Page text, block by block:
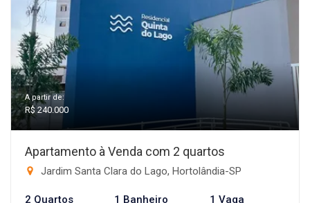
A partir de:
R$ 240.000
Apartamento à Venda com 2 quartos
Jardim Santa Clara do Lago, Hortolândia-SP
2 Quartos 1 Banheiro 1 Vaga